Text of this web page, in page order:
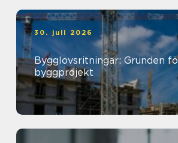
30. juli 2026
Bygglovsritningar: Grunden
byggprojekt